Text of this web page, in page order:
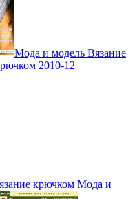
Мода и модель Вязание
2010-12
крючком Мода и